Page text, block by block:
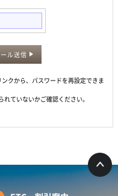
ル送信
クから、パスワードを再設定できま
ていないかご確認ください。